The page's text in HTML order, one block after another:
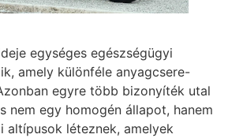
egységes egészségügyi
amely különféle anyagcsere-
egyre több bizonyíték utal
nem egy homogén állapot, hanem
altípusok léteznek, amelyek